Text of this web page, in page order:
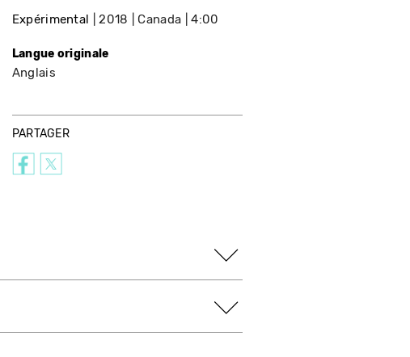
Expérimental 2018 Canada 4:00
Langue originale
Anglais
PARTAGER